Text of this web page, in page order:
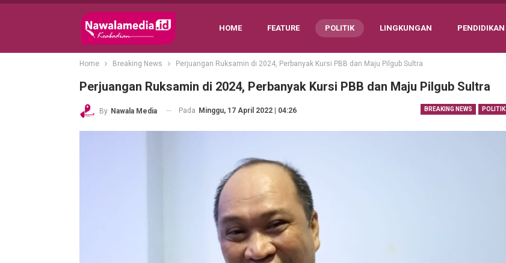
HOME FEATURE POLITIK LINGKUNGAN PENDIDIKAN
Home Breaking News Perjuangan Ruksamin di 2024, Perbanyak Kursi PBB dan Maju Pilgub Sultra
Perjuangan Ruksamin di 2024, Perbanyak Kursi PBB dan Maju Pilgub Sultra
BREAKING NEWS POLITIK
By Nawala Media Pada Minggu, 17 April 2022 | 04:26